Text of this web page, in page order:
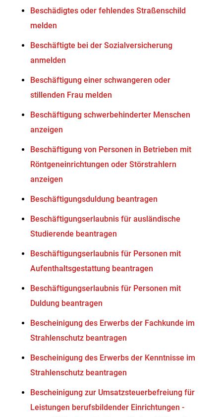
Beschädigtes oder fehlendes Straßenschild
melden
Beschäftigte bei der Sozialversicherung
anmelden
Beschäftigung einer schwangeren oder
stillenden Frau melden
Beschäftigung schwerbehinderter Menschen
anzeigen
Beschäftigung von Personen in Betrieben mit
Röntgeneinrichtungen oder Störstrahlern
anzeigen
Beschäftigungsduldung beantragen
Beschäftigungserlaubnis für ausländische
Studierende beantragen
Beschäftigungserlaubnis für Personen mit
Aufenthaltsgestattung beantragen
Beschäftigungserlaubnis für Personen mit
Duldung beantragen
Bescheinigung des Erwerbs der Fachkunde im
Strahlenschutz beantragen
Bescheinigung des Erwerbs der Kenntnisse im
Strahlenschutz beantragen
Bescheinigung zur Umsatzsteuerbefreiung für
Leistungen berufsbildender Einrichtungen -